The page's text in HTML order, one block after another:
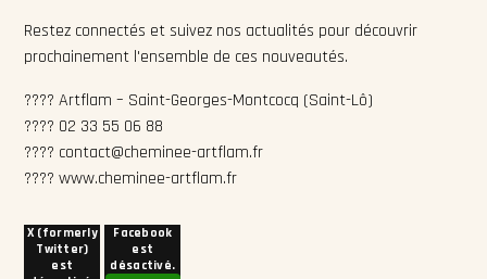
Restez connectés et suivez nos actualités pour découvrir
prochainement l'ensemble de ces nouveautés.
???? Artflam – Saint-Georges-Montcocq (Saint-Lô)
???? 02 33 55 06 88
???? contact@cheminee-artflam.fr
???? www.cheminee-artflam.fr
X (formerly
Twitter)
est
Facebook
est
désactivé.